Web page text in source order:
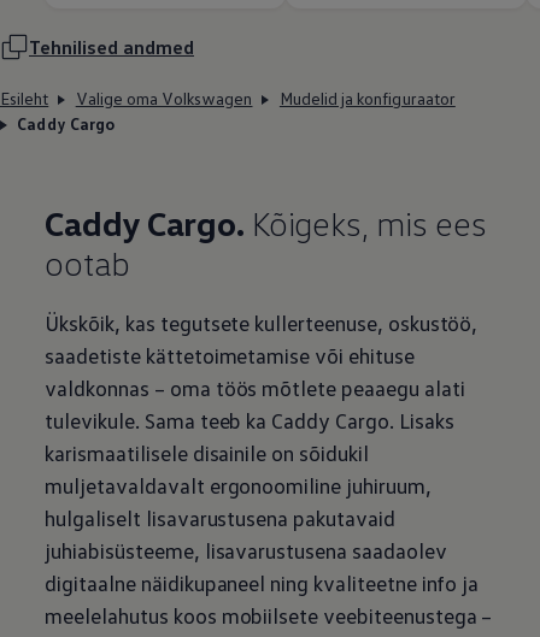
Tehnilised andmed
Esileht Valige oma Volkswagen
Mudelid ja konfiguraator
Caddy Cargo
Caddy Cargo. Kõigeks, mis ees
ootab
Ükskõik, kas tegutsete kullerteenuse, oskustöö,
saadetiste kättetoimetamise või ehituse
valdkonnas – oma töös mõtlete peaaegu alati
tulevikule. Sama teeb ka Caddy Cargo. Lisaks
karismaatilisele disainile on sõidukil
muljetavaldavalt ergonoomiline juhiruum,
hulgaliselt lisavarustusena pakutavaid
juhiabisüsteeme, lisavarustusena saadaolev
digitaalne näidikupaneel ning kvaliteetne info ja
meelelahutus koos mobiilsete veebiteenustega –